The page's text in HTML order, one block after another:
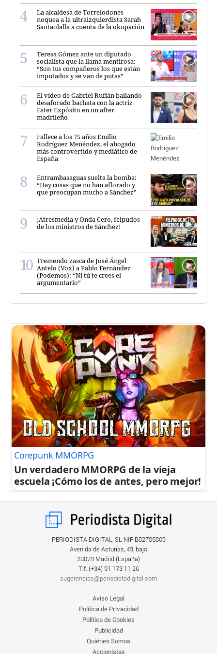
La alcaldesa de Torrelodones
noquea a la ultraizquierdista Sarah
Santaolalla a cuenta de la okupación
Teresa Gómez ante un diputado
socialista que la llama mentirosa:
“Son tus compañeros los que están
imputados y se van de putas”
El vídeo de Gabriel Rufián bailando
desaforado bachata con la actriz
Ester Expósito en un after
madrileño
Fallece a los 75 años Emilio
Rodríguez Menéndez, el abogado
más controvertido y mediático de
España
Entrambasaguas suelta la bomba:
“Hay cosas que no han aflorado y
que preocupan mucho a Sánchez”
¡Atresmedia y Onda Cero, felpudos
de los ministros de Sánchez!
Tremendo zasca de José Ángel
Antelo (Vox) a Pablo Fernández
(Podemos): “Ni tú te crees el
argumentario”
Corepunk MMORPG
Un verdadero MMORPG de la vieja
escuela ¡Cómo los de antes, pero mejor!
PERIODISTA DIGITAL, SL NIF B82785809
Avenida de Asturias, 49, bajo
28029 Madrid (España)
Tlf. (+34) ‎91 173 11 26
sugerencias@periodistadigital.com
Aviso Legal
Política de Privacidad
Política de Cookies
Publicidad
Quiénes Somos
Accionistas